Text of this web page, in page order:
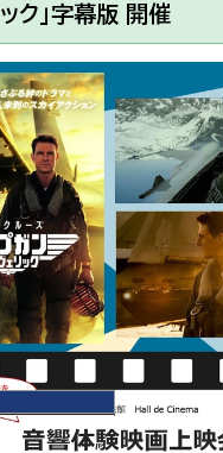
ク」字幕版 開催